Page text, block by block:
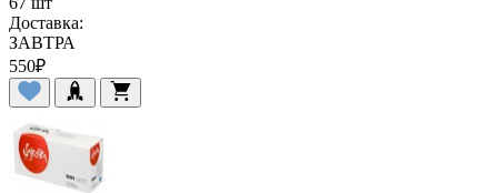
Доставка:
ЗАВТРА
550₽